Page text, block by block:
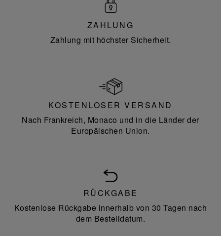
ZAHLUNG
Zahlung mit höchster Sicherheit.
KOSTENLOSER VERSAND
Nach Frankreich, Monaco und in die Länder der
Europäischen Union.
RÜCKGABE
Kostenlose Rückgabe innerhalb von 30 Tagen nach
dem Bestelldatum.